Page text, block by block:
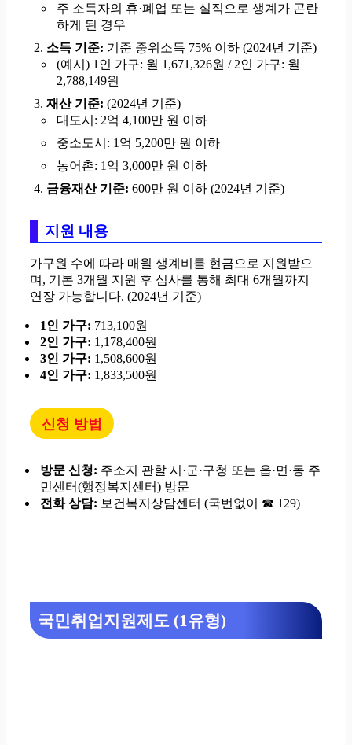
주 소득자의 휴·폐업 또는 실직으로 생계가 곤란
하게 된 경우
소득 기준: 기준 중위소득 75% 이하 (2024년 기준)
(예시) 1인 가구: 월 1,671,326원 / 2인 가구: 월
2,788,149원
재산 기준: (2024년 기준)
대도시: 2억 4,100만 원 이하
중소도시: 1억 5,200만 원 이하
농어촌: 1억 3,000만 원 이하
금융재산 기준: 600만 원 이하 (2024년 기준)
지원 내용
가구원 수에 따라 매월 생계비를 현금으로 지원받으
며, 기본 3개월 지원 후 심사를 통해 최대 6개월까지
연장 가능합니다. (2024년 기준)
1인 가구: 713,100원
2인 가구: 1,178,400원
3인 가구: 1,508,600원
4인 가구: 1,833,500원
신청 방법
방문 신청: 주소지 관할 시·군·구청 또는 읍·면·동 주
민센터(행정복지센터) 방문
전화 상담: 보건복지상담센터 (국번없이 ☎ 129)
국민취업지원제도 (1유형)